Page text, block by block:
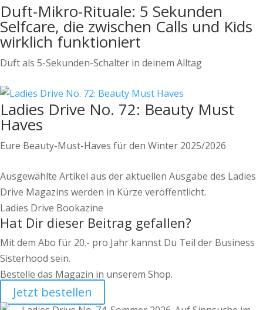
Duft-Mikro-Rituale: 5 Sekunden
Selfcare, die zwischen Calls und Kids
wirklich funktioniert
Duft als 5-Sekunden-Schalter in deinem Alltag
Ladies Drive No. 72: Beauty Must
Haves
Eure Beauty-Must-Haves für den Winter 2025/2026
Ausgewählte Artikel aus der aktuellen Ausgabe des Ladies
Drive Magazins werden in Kürze veröffentlicht.
Ladies Drive Bookazine
Hat Dir dieser Beitrag gefallen?
Mit dem Abo für 20.- pro Jahr kannst Du Teil der Business
Sisterhood sein.
Bestelle das Magazin in unserem Shop.
Jetzt bestellen